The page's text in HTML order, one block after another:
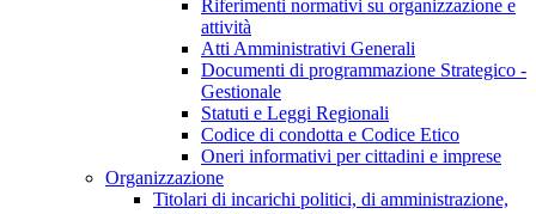
Riferimenti normativi su organizzazione e
attività
Atti Amministrativi Generali
Documenti di programmazione Strategico -
Gestionale
Statuti e Leggi Regionali
Codice di condotta e Codice Etico
Oneri informativi per cittadini e imprese
Organizzazione
Titolari di incarichi politici, di amministrazione,